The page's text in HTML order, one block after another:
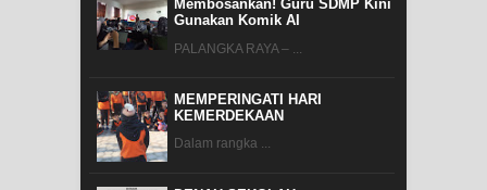
Membosankan! Guru SDMP Kini
Gunakan Komik AI
PALANGKA RAYA – ...
MEMPERINGATI HARI
KEMERDEKAAN
Dalam rangka ...